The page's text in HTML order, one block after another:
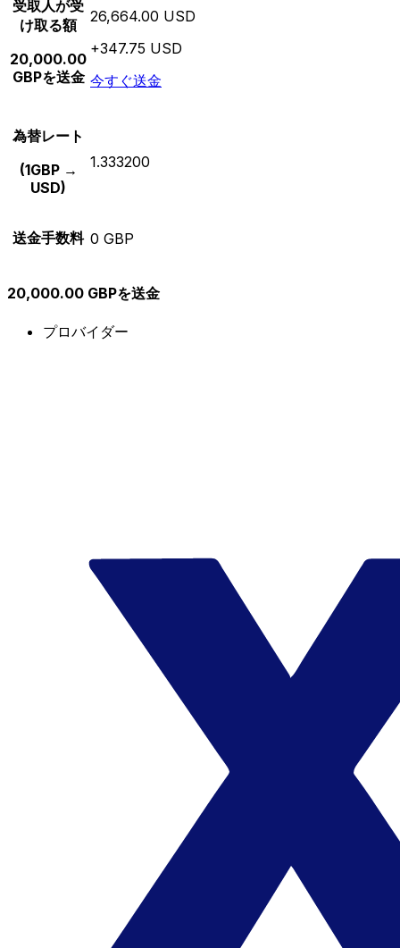
受取人が受
け取る額
20,000.00
GBPを送金
26,664.00 USD
+347.75 USD
今すぐ送金
為替レート
(1GBP →
USD)
1.333200
送金手数料 0 GBP
20,000.00 GBPを送金
プロバイダー